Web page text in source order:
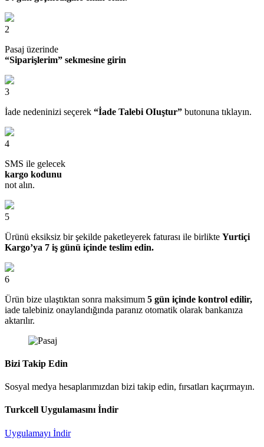
2
Pasaj üzerinde
“Siparişlerim” sekmesine girin
3
İade nedeninizi seçerek “İade Talebi OIuştur” butonuna tıklayın.
4
SMS ile gelecek
kargo kodunu
not alın.
5
Ürünü eksiksiz bir şekilde paketleyerek faturası ile birlikte Yurtiçi
Kargo’ya 7 iş günü içinde teslim edin.
6
Ürün bize ulaştıktan sonra maksimum 5 gün içinde kontrol edilir,
iade talebiniz onaylandığında paranız otomatik olarak bankanıza
aktarılır.
Bizi Takip Edin
Sosyal medya hesaplarımızdan bizi takip edin, fırsatları kaçırmayın.
Turkcell Uygulamasını İndir
Uygulamayı İndir